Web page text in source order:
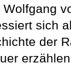
sich
der